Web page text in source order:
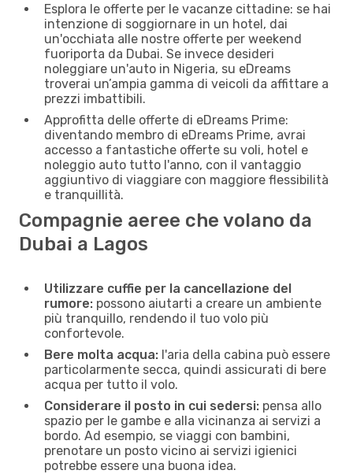
Esplora le offerte per le vacanze cittadine: se hai
intenzione di soggiornare in un hotel, dai
un'occhiata alle nostre offerte per weekend
fuoriporta da Dubai. Se invece desideri
noleggiare un'auto in Nigeria, su eDreams
troverai un’ampia gamma di veicoli da affittare a
prezzi imbattibili.
Approfitta delle offerte di eDreams Prime:
diventando membro di eDreams Prime, avrai
accesso a fantastiche offerte su voli, hotel e
noleggio auto tutto l'anno, con il vantaggio
aggiuntivo di viaggiare con maggiore flessibilità
e tranquillità.
Compagnie aeree che volano da
Dubai a Lagos
Utilizzare cuffie per la cancellazione del
rumore: possono aiutarti a creare un ambiente
più tranquillo, rendendo il tuo volo più
confortevole.
Bere molta acqua: l'aria della cabina può essere
particolarmente secca, quindi assicurati di bere
acqua per tutto il volo.
Considerare il posto in cui sedersi: pensa allo
spazio per le gambe e alla vicinanza ai servizi a
bordo. Ad esempio, se viaggi con bambini,
prenotare un posto vicino ai servizi igienici
potrebbe essere una buona idea.